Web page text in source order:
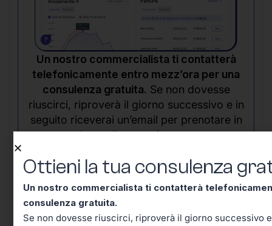
Un nostro commercialista ti contatterà
telefonicamente entro mezz’ora per una
consulenza gratuita. Se non dovesse
riuscirci, riproverà il giorno successivo e in
seguito riceverai un’email per prenotare in
base alle tue esigenze.
Ottieni la tua consulenza
Un nostro commercialista ti contatterà
consulenza gratuita.
Se non dovesse riuscirci, riproverà il giorno successivo